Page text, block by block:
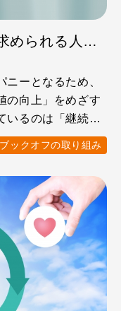
ブックオフが描く未来図と求められる人財・職種
ーとなるため、
の向上」をめざす
いるのは「継続的
ブックオフの取り組み